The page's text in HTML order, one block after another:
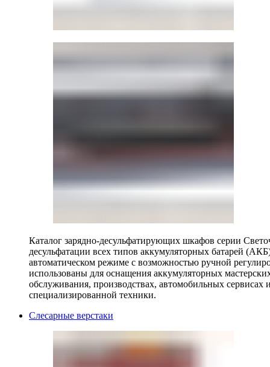
Каталог зарядно-десульфатирующих шкафов серии
десульфатации всех типов аккумуляторных батарей
автоматическом режиме с возможностью ручной
использованы для оснащения аккумуляторных
обслуживания, производствах, автомобильных
специализированной техники.
Слесарные верстаки